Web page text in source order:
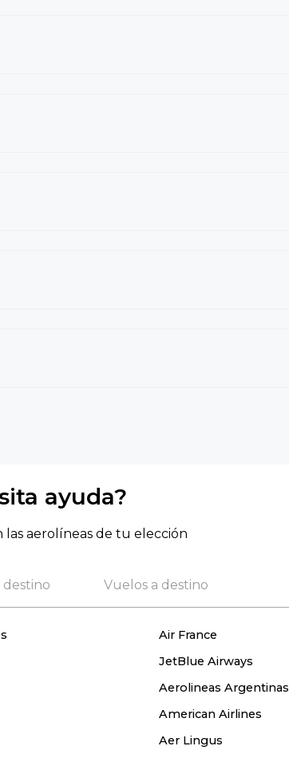
ayuda?
las aerolíneas de tu elección
destino Vuelos a destino
Air France
JetBlue Airways
Aerolineas Argentinas
American Airlines
Aer Lingus